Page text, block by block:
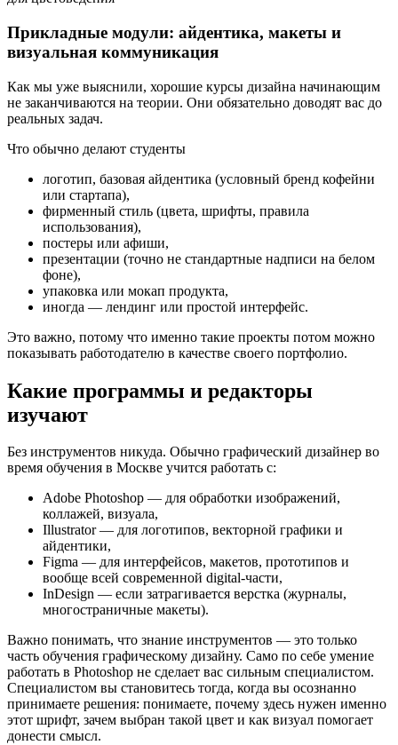
Прикладные модули: айдентика, макеты и
визуальная коммуникация
Как мы уже выяснили, хорошие курсы дизайна начинающим
не заканчиваются на теории. Они обязательно доводят вас до
реальных задач.
Что обычно делают студенты
логотип, базовая айдентика (условный бренд кофейни
или стартапа),
фирменный стиль (цвета, шрифты, правила
использования),
постеры или афиши,
презентации (точно не стандартные надписи на белом
фоне),
упаковка или мокап продукта,
иногда — лендинг или простой интерфейс.
Это важно, потому что именно такие проекты потом можно
показывать работодателю в качестве своего портфолио.
Какие программы и редакторы
изучают
Без инструментов никуда. Обычно графический дизайнер во
время обучения в Москве учится работать с:
Adobe Photoshop — для обработки изображений,
коллажей, визуала,
Illustrator — для логотипов, векторной графики и
айдентики,
Figma — для интерфейсов, макетов, прототипов и
вообще всей современной digital-части,
InDesign — если затрагивается верстка (журналы,
многостраничные макеты).
Важно понимать, что знание инструментов — это только
часть обучения графическому дизайну. Само по себе умение
работать в Photoshop не сделает вас сильным специалистом.
Специалистом вы становитесь тогда, когда вы осознанно
принимаете решения: понимаете, почему здесь нужен именно
этот шрифт, зачем выбран такой цвет и как визуал помогает
донести смысл.